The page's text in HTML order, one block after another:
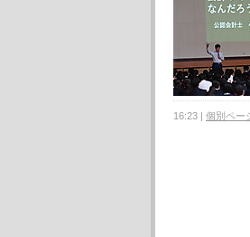
16:23 | 個別ペー